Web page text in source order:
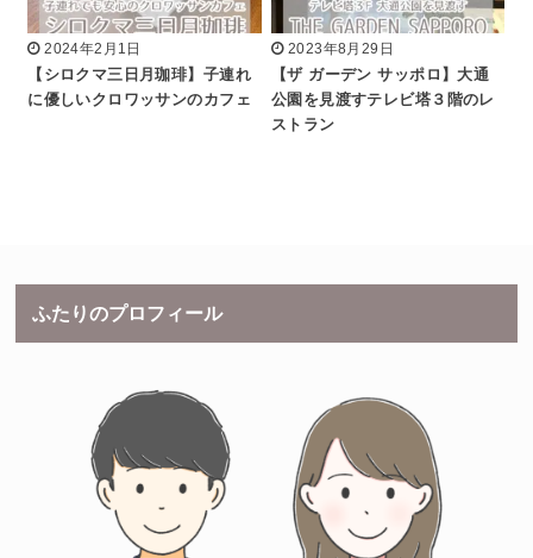
2024年2月1日
【シロクマ三日月珈琲】子連れ
に優しいクロワッサンのカフェ
2023年8月29日
【ザ ガーデン サッポロ】大通
公園を見渡すテレビ塔３階のレ
ストラン
ふたりのプロフィール